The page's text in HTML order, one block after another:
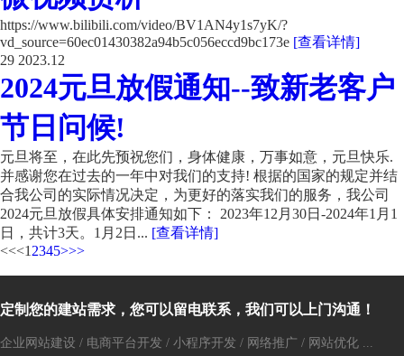
https://www.bilibili.com/video/BV1AN4y1s7yK/?
vd_source=60ec01430382a94b5c056eccd9bc173e [查看详情]
29 2023.12
2024元旦放假通知--致新老客户
节日问候!
元旦将至，在此先预祝您们，身体健康，万事如意，元旦快乐.
并感谢您在过去的一年中对我们的支持! 根据的国家的规定并结
合我公司的实际情况决定，为更好的落实我们的服务，我公司
2024元旦放假具体安排通知如下： 2023年12月30日-2024年1月1
日，共计3天。1月2日... [查看详情]
<<<1 2345>>>
定制您的建站需求，您可以留电联系，我们可以上门沟通！
企业网站建设 / 电商平台开发 / 小程序开发 / 网络推广 / 网站优化 ...